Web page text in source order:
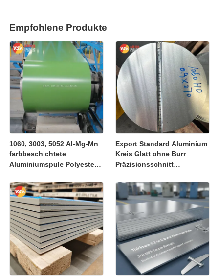
Empfohlene Produkte
1060, 3003, 5052 Al-Mg-Mn
farbbeschichtete
Aluminiumspule Polyester
wetterfest farbbeständig 25
Jahre Garantie für
Fassadenrohrummantelung
Export Standard Aluminium
Kreis Glatt ohne Burr
Präzisionsschnitt
Shipping Internationale
Lieferung Für mehrere
industrielle Verarbeitung